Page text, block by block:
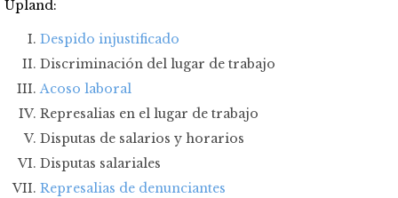
Upland:
Despido injustificado
Discriminación del lugar de trabajo
Acoso laboral
Represalias en el lugar de trabajo
Disputas de salarios y horarios
Disputas salariales
Represalias de denunciantes